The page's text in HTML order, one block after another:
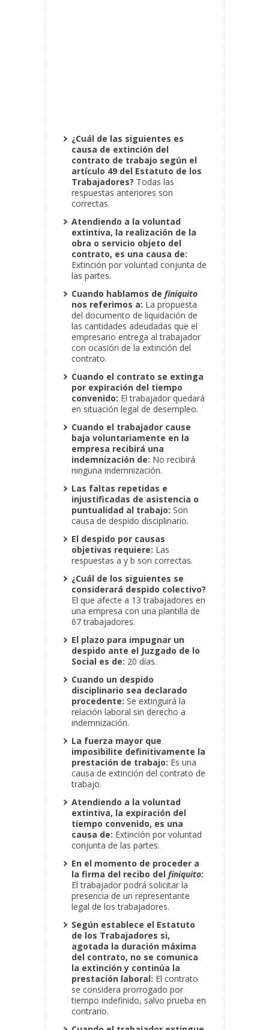
¿Cuál de las siguientes es
causa de extinción del
contrato de trabajo según el
artículo 49 del Estatuto de los
Trabajadores? Todas las
respuestas anteriores son
correctas.
Atendiendo a la voluntad
extintiva, la realización de la
obra o servicio objeto del
contrato, es una causa de:
Extinción por voluntad conjunta de
las partes.
Cuando hablamos de finiquito
nos referimos a: La propuesta
del documento de liquidación de
las cantidades adeudadas que el
empresario entrega al trabajador
con ocasión de la extinción del
contrato.
Cuando el contrato se extinga
por expiración del tiempo
convenido: El trabajador quedará
en situación legal de desempleo.
Cuando el trabajador cause
baja voluntariamente en la
empresa recibirá una
indemnización de: No recibirá
ninguna indemnización.
Las faltas repetidas e
injustificadas de asistencia o
puntualidad al trabajo: Son
causa de despido disciplinario.
El despido por causas
objetivas requiere: Las
respuestas a y b son correctas.
¿Cuál de los siguientes se
considerará despido colectivo?
El que afecte a 13 trabajadores en
una empresa con una plantilla de
67 trabajadores.
El plazo para impugnar un
despido ante el Juzgado de lo
Social es de: 20 días.
Cuando un despido
disciplinario sea declarado
procedente: Se extinguirá la
relación laboral sin derecho a
indemnización.
La fuerza mayor que
imposibilite definitivamente la
prestación de trabajo: Es una
causa de extinción del contrato de
trabajo.
Atendiendo a la voluntad
extintiva, la expiración del
tiempo convenido, es una
causa de: Extinción por voluntad
conjunta de las partes.
En el momento de proceder a
la firma del recibo del finiquito:
El trabajador podrá solicitar la
presencia de un representante
legal de los trabajadores.
Según establece el Estatuto
de los Trabajadores si,
agotada la duración máxima
del contrato, no se comunica
la extinción y continúa la
prestación laboral: El contrato
se considera prorrogado por
tiempo indefinido, salvo prueba en
contrario.